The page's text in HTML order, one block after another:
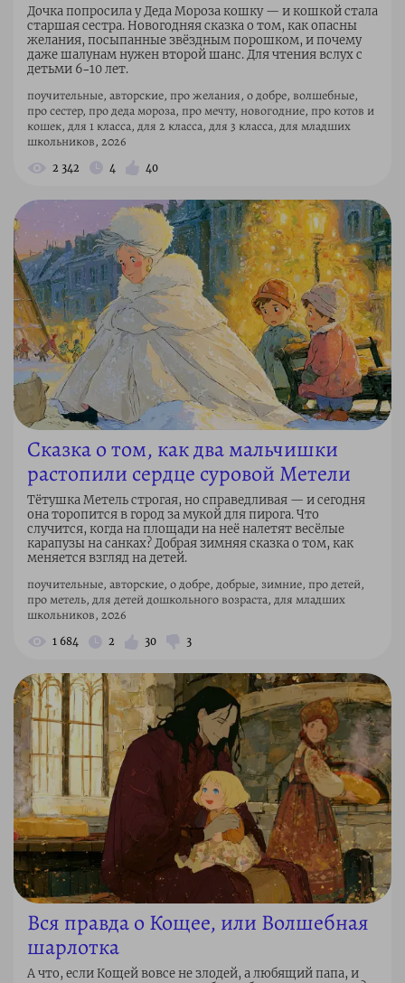
Дочка попросила у Деда Мороза кошку — и кошкой стала
старшая сестра. Новогодняя сказка о том, как опасны
желания, посыпанные звёздным порошком, и почему
даже шалунам нужен второй шанс. Для чтения вслух с
детьми 6–10 лет.
поучительные, авторские, про желания, о добре, волшебные,
про сестер, про деда мороза, про мечту, новогодние, про котов и
кошек, для 1 класса, для 2 класса, для 3 класса, для младших
школьников, 2026
2 342 4 40
Сказка о том, как два мальчишки
растопили сердце суровой Метели
Тётушка Метель строгая, но справедливая — и сегодня
она торопится в город за мукой для пирога. Что
случится, когда на площади на неё налетят весёлые
карапузы на санках? Добрая зимняя сказка о том, как
меняется взгляд на детей.
поучительные, авторские, о добре, добрые, зимние, про детей,
про метель, для детей дошкольного возраста, для младших
школьников, 2026
1 684 2 30 3
Вся правда о Кощее, или Волшебная
шарлотка
А что, если Кощей вовсе не злодей, а любящий папа, и